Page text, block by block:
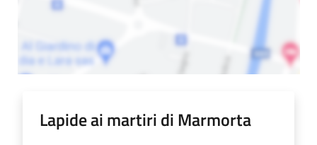
Lapide ai martiri di Marmorta